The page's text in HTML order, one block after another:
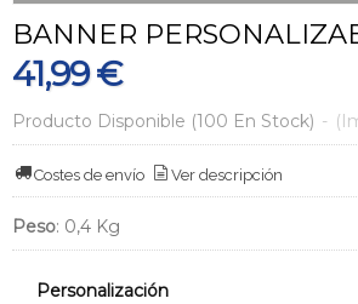
BANNER
41,99 €
Producto Disponible (100 En Stock) -
Costes de envío Ver descripción
Peso: 0,4 Kg
Personalización